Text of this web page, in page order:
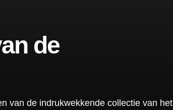
de
van de indrukwekkende collectie van het